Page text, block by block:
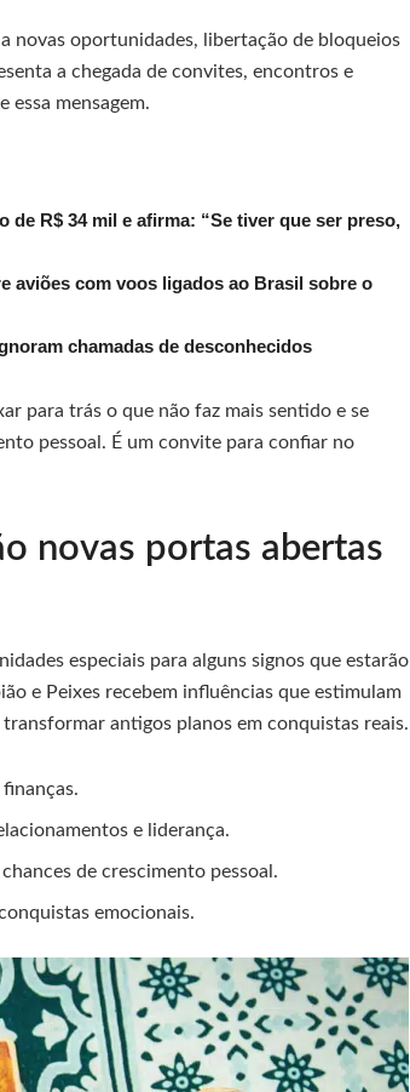
novas oportunidades, libertação de bloqueios
a chegada de convites, encontros e
essa mensagem.
de R$ 34 mil e afirma: “Se tiver que ser preso,
aviões com voos ligados ao Brasil sobre o
chamadas de desconhecidos
para trás o que não faz mais sentido e se
pessoal. É um convite para confiar no
novas portas abertas
especiais para alguns signos que estarão
e Peixes recebem influências que estimulam
antigos planos em conquistas reais.
e liderança.
de crescimento pessoal.
emocionais.